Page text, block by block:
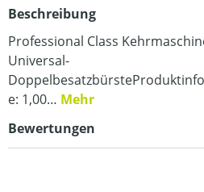
Beschreibung
Professional Class
Universal-
e: 1,00… Mehr
Bewertungen